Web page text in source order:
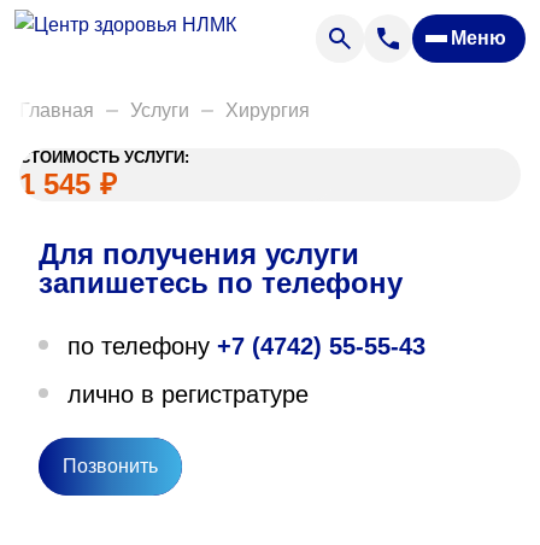
Меню
Анализы
Акции
Пациентам
Вакансии
О нас
Направления деятельности
Главная Услуги Хирургия
СТОИМОСТЬ УСЛУГИ:
1 545 ₽
Для получения услуги
запишетесь по телефону
по телефону +7 (4742) 55-55-43
лично в регистратуре
Позвонить